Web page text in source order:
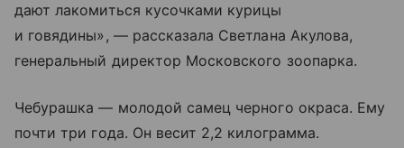
дают лакомиться кусочками курицы
и говядины», — рассказала Светлана Акулова,
генеральный директор Московского зоопарка.
Чебурашка — молодой самец черного окраса. Ему
почти три года. Он весит 2,2 килограмма.